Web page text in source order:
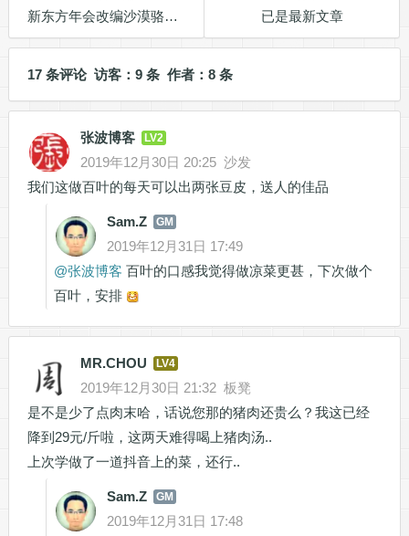
新东方年会改编沙漠骆驼之《释放自我》歌曲下载
已是最新文章
17 条评论 访客：9 条 作者：8 条
张波博客 LV2
2019年12月30日 20:25 沙发
我们这做百叶的每天可以出两张豆皮，送人的佳品
Sam.Z GM
2019年12月31日 17:49
@张波博客 百叶的口感我觉得做凉菜更甚，下次做个
百叶，安排
MR.CHOU LV4
2019年12月30日 21:32 板凳
是不是少了点肉末哈，话说您那的猪肉还贵么？我这已经
降到29元/斤啦，这两天难得喝上猪肉汤..
上次学做了一道抖音上的菜，还行..
Sam.Z GM
2019年12月31日 17:48